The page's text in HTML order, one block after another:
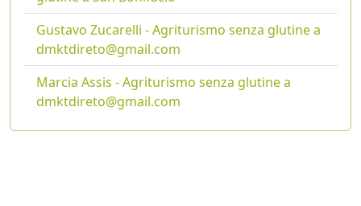
Gustavo Zucarelli - Agriturismo senza glutine a
dmktdireto@gmail.com
Marcia Assis - Agriturismo senza glutine a
dmktdireto@gmail.com